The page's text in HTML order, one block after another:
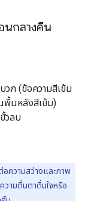
นกลางคืน
วก (ข้อความสีเข้ม
พื้นหลังสีเข้ม)
วลบ
อความสว่างและภาพ
วามตื่นตาตื่นใจหรือ